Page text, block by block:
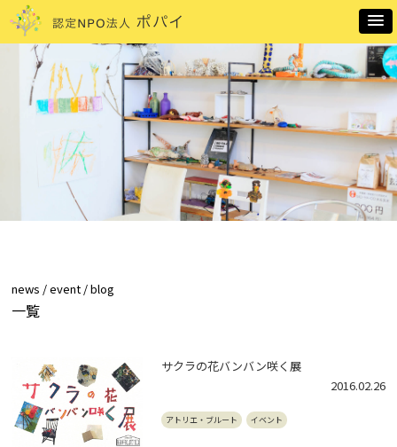
news / event / blog
一覧
サクラの花バンバン咲く展
2016.02.26
アトリエ・ブルート イベント